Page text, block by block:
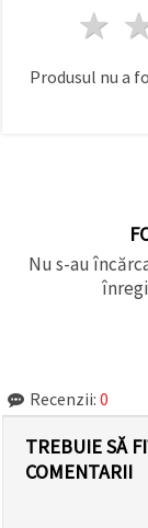
Produsul nu a
Nu s-au
Recenzii: 0
TREBUIE SĂ
COMENTARII